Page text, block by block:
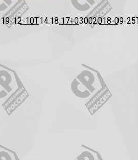
12-10T14:18:17+03002018-09-